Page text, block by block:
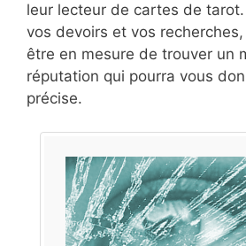
leur lecteur de cartes de
vos devoirs et vos
être en mesure de trouver un
réputation qui pourra vous
précise.